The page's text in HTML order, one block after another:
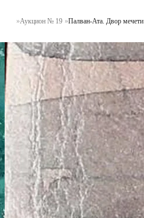
Аукцион № 19 Палван-Ата. Двор мечети